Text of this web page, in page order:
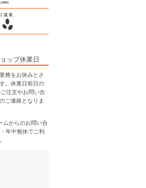
ップ休業日
務をお休みとさ
。休業日前日の
注文やお問い合
ご連絡となりま
ムからのお問い合
年中無休でご利